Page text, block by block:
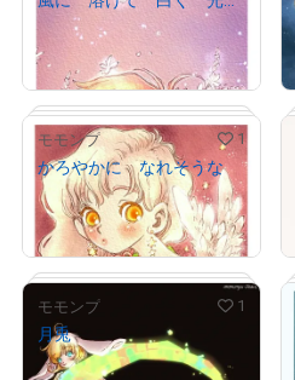
# 1/2
# 1/2
3,000
売出し（初回販売）
モモンプ 1
かろやかに なれそうな
¥4,000
売出し（初回販売）
モモンプ 1
月兎
¥5,000